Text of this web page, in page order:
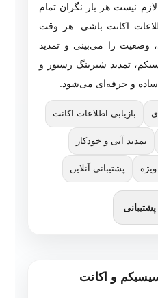
نیست هر بار نگران تمام
اکانت باشی. هر وقت
وضعیت را می‌بینی و تمدید
تمدید شیرینگ رسیور و
ساده و حرفه‌ای می‌شود.
بازیابی اطلاعات اکانت
تمدید آنی و خودکار
پشتیبانی آنلاین
پشتیبانی
و اکانت